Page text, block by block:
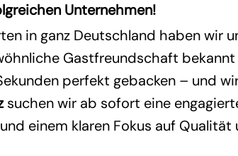
Unternehmen!
in ganz Deutschland haben wir
Gastfreundschaft
perfekt gebacken – und
suchen wir ab sofort eine
einem klaren Fokus auf